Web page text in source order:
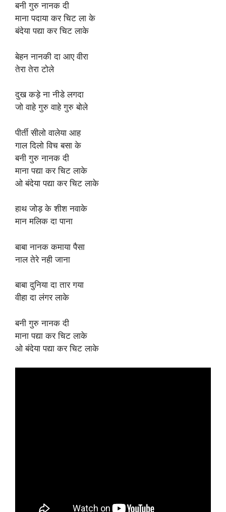
बनी गुरु नानक दी
माना पदाया कर चिट ला के
बंदेया पद्या कर चिट लाके
बेहन नानकी दा आए वीरा
तेरा तेरा टोले
दुख कड़े ना नीडे लगदा
जो वाहे गुरु वाहे गुरु बोले
पीर्ती सीलो वालेया आह
गाल दिलो विच बसा के
बनी गुरु नानक दी
माना पद्या कर चिट लाके
ओ बंदेया पद्या कर चिट लाके
हाथ जोड़ के शीश नवाके
मान मलिक दा पाना
बाबा नानक कमाया पैसा
नाल तेरे नही जाना
बाबा दुनिया दा तार गया
वीहा दा लंगर लाके
बनी गुरु नानक दी
माना पद्या कर चिट लाके
ओ बंदेया पद्या कर चिट लाके